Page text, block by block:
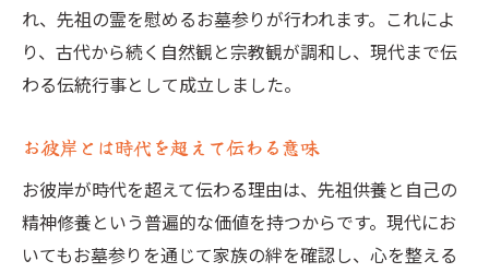
れ、先祖の霊を慰めるお墓参りが行われます。これによ
り、古代から続く自然観と宗教観が調和し、現代まで伝
わる伝統行事として成立しました。
お彼岸とは時代を超えて伝わる意味
お彼岸が時代を超えて伝わる理由は、先祖供養と自己の
精神修養という普遍的な価値を持つからです。現代にお
いてもお墓参りを通じて家族の絆を確認し、心を整える